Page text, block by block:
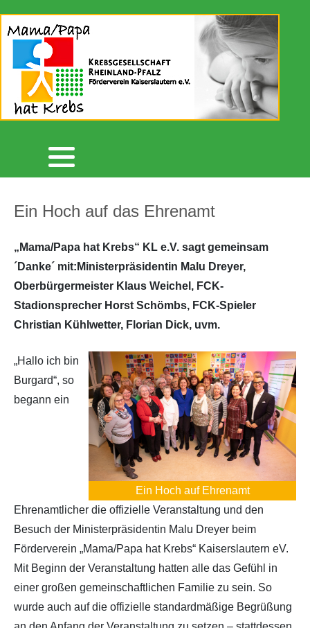
Ein Hoch auf das Ehrenamt
„Mama/Papa hat Krebs“ KL e.V. sagt gemeinsam
´Danke´ mit:Ministerpräsidentin Malu Dreyer,
Oberbürgermeister Klaus Weichel, FCK-
Stadionsprecher Horst Schömbs, FCK-Spieler
Christian Kühlwetter, Florian Dick, uvm.
Ein Hoch auf Ehrenamt
„Hallo ich bin
Burgard“, so
begann ein
Ehrenamtlicher die offizielle Veranstaltung und den
Besuch der Ministerpräsidentin Malu Dreyer beim
Förderverein „Mama/Papa hat Krebs“ Kaiserslautern eV.
Mit Beginn der Veranstaltung hatten alle das Gefühl in
einer großen gemeinschaftlichen Familie zu sein. So
wurde auch auf die offizielle standardmäßige Begrüßung
Aktuelles
Archiv 2026
Archiv 2024
Archiv 2021
Archiv 2020
Archiv 2018
Unser Förderverein
Flyer
Newsletter
Mitgliedschaft
Kontakt
Botschafter/in
Unterstützer
2026
2025
2023
2020
2019
Lautrer Spendenschwimmen
2026
2025
Spendenaktionen 2021
Spendenaktionen 2022
Spendenaktionen 2024
Spenden statt Verschenken